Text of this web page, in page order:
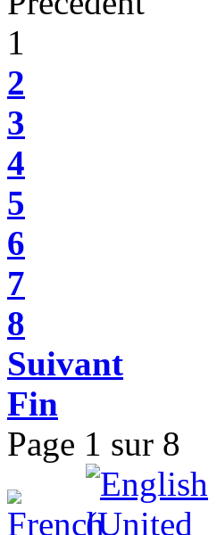
1
2
3
4
5
6
7
8
Suivant
Fin
Page 1 sur 8